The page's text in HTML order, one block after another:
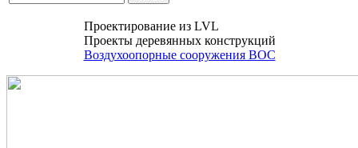
Проектирование из LVL
Проекты деревянных конструкций
Воздухоопорные сооружения ВОС